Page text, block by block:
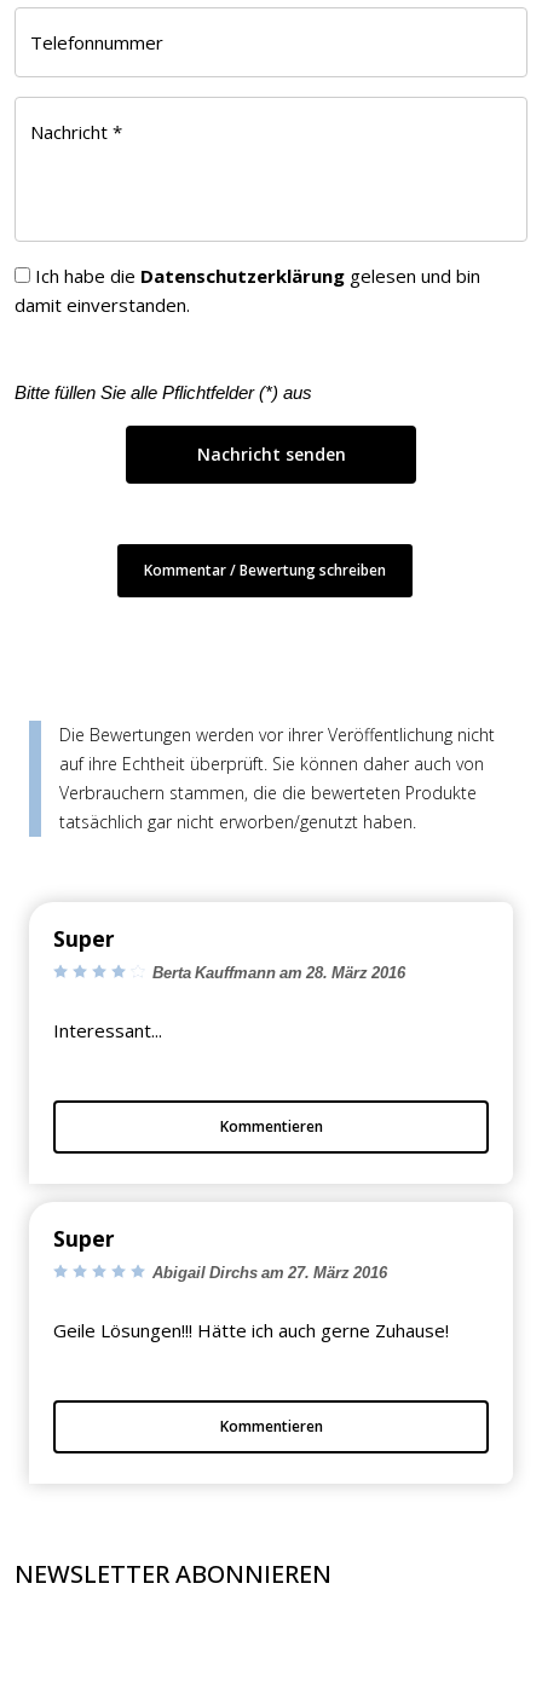
Telefonnummer
Nachricht *
Ich habe die Datenschutzerklärung gelesen und bin
damit einverstanden.
Bitte füllen Sie alle Pflichtfelder (*) aus
Kommentar / Bewertung schreiben
Die Bewertungen werden vor ihrer Veröffentlichung nicht
auf ihre Echtheit überprüft. Sie können daher auch von
Verbrauchern stammen, die die bewerteten Produkte
tatsächlich gar nicht erworben/genutzt haben.
Super
Berta Kauffmann am 28. März 2016
Interessant...
Kommentieren
Super
Abigail Dirchs am 27. März 2016
Geile Lösungen!!! Hätte ich auch gerne Zuhause!
Kommentieren
NEWSLETTER ABONNIEREN